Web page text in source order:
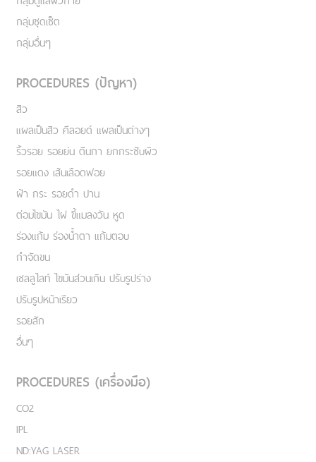
กลุ่มชุดเซ็ต
กลุ่มอื่นๆ
PROCEDURES (ปัญหา)
สิว
แผลเป็นสิว คีลอยด์ แผลเป็นต่างๆ
ริ้วรอย รอยย่น ตีนกา ยกกระชับผิว
รอยแดง เส้นเลือดฟอย
ฝ้า กระ รอยดำ ปาน
ต่อมไขมัน ไฝ ขี้แมลงวัน หูด
ร่องแก้ม ร่องน้ำตา แก้มตอบ
กำจัดขน
เชลลูไลท์ ไขมันส่วนเกิน ปรับรูปร่าง
ปรับรูปหน้าเรียว
รอยสัก
อื่นๆ
PROCEDURES (เครื่องมือ)
CO2
IPL
ND:YAG LASER